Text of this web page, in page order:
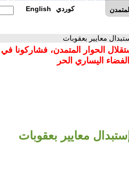
English كوردي
معايير بعقوبات
الحوار المتمدن، فشاركونا
اليساري الحر
معايير بعقوبات